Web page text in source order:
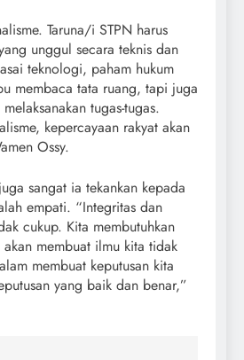
Taruna/i STPN harus
unggul secara teknis dan
teknologi, paham hukum
membaca tata ruang, tapi juga
tugas-tugas.
kepercayaan rakyat akan
Ossy.
sangat ia tekankan kepada
empati. “Integritas dan
cukup. Kita membutuhkan
membuat ilmu kita tidak
membuat keputusan kita
yang baik dan benar,”